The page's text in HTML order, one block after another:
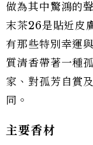
做為其中驚鴻的
末茶26是貼近皮
有那些特別幸運
質清香帶著一種
家、對孤芳自賞
同。
主要香材